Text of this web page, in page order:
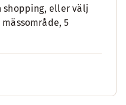
shopping, eller välj
5